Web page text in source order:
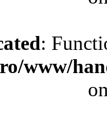
:
www/